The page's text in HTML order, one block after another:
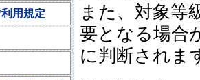
また、対象等
要となる場合
に判断されま
用規定